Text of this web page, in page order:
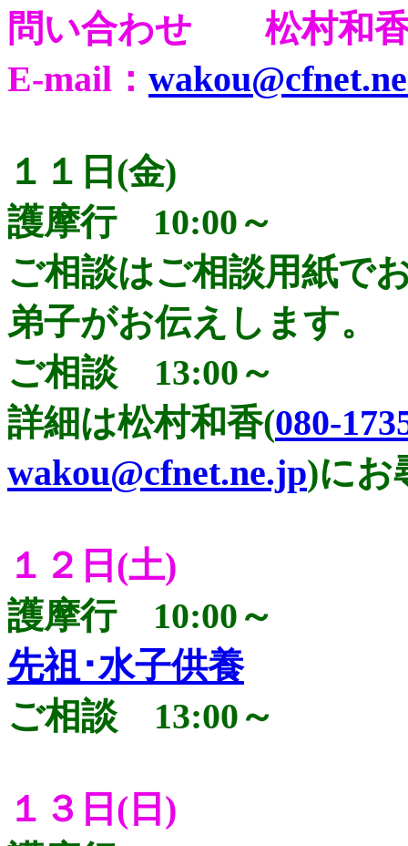
問い合わせ 松村和
E-mail：
１１日(金)
護摩行 10:00～
ご相談はご相談用紙で
弟子がお伝えします。
ご相談 13:00～
詳細は松村和香(080-
wakou@cfnet.ne.jp)にお
１２日(土)
護摩行 10:00～
先祖･水子供養
ご相談 13:00～
１３日(日)